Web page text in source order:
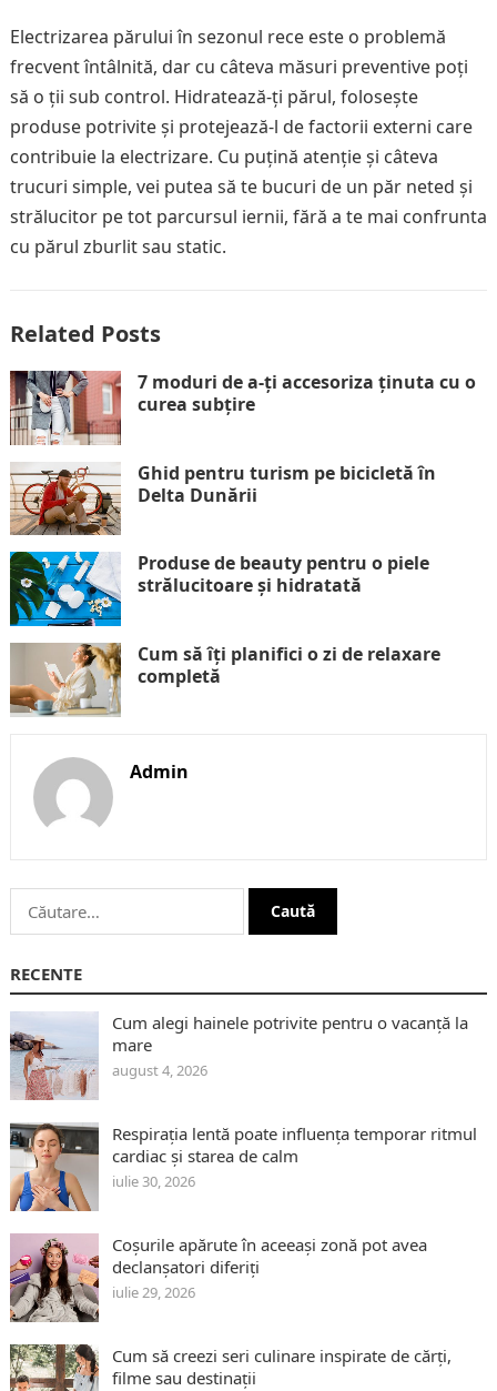
Electrizarea părului în sezonul rece este o problemă
frecvent întâlnită, dar cu câteva măsuri preventive poți
să o ții sub control. Hidratează-ți părul, folosește
produse potrivite și protejează-l de factorii externi care
contribuie la electrizare. Cu puțină atenție și câteva
trucuri simple, vei putea să te bucuri de un păr neted și
strălucitor pe tot parcursul iernii, fără a te mai confrunta
cu părul zburlit sau static.
Related Posts
7 moduri de a-ți accesoriza ținuta cu o
curea subțire
Ghid pentru turism pe bicicletă în
Delta Dunării
Produse de beauty pentru o piele
strălucitoare și hidratată
Cum să îți planifici o zi de relaxare
completă
Admin
Caută
după:
RECENTE
Cum alegi hainele potrivite pentru o vacanță la
mare
august 4, 2026
Respirația lentă poate influența temporar ritmul
cardiac și starea de calm
iulie 30, 2026
Coșurile apărute în aceeași zonă pot avea
declanșatori diferiți
iulie 29, 2026
Cum să creezi seri culinare inspirate de cărți,
filme sau destinații